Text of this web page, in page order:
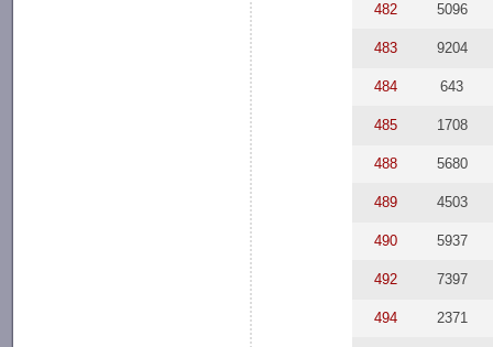
482 5096
483 9204
484 643
485 1708
488 5680
489 4503
490 5937
492 7397
494 2371